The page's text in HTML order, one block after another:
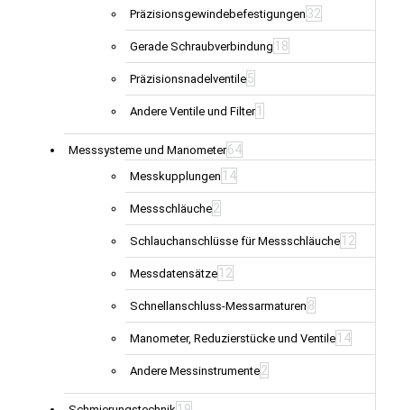
Präzisionsgewindebefestigungen 32
Gerade Schraubverbindung 18
Präzisionsnadelventile5
Andere Ventile und Filter 1
Messsysteme und Manometer64
Messkupplungen 14
Messschläuche2
Schlauchanschlüsse für Messschläuche 12
Messdatensätze 12
Schnellanschluss-Messarmaturen 8
Manometer, Reduzierstücke und Ventile 14
Andere Messinstrumente2